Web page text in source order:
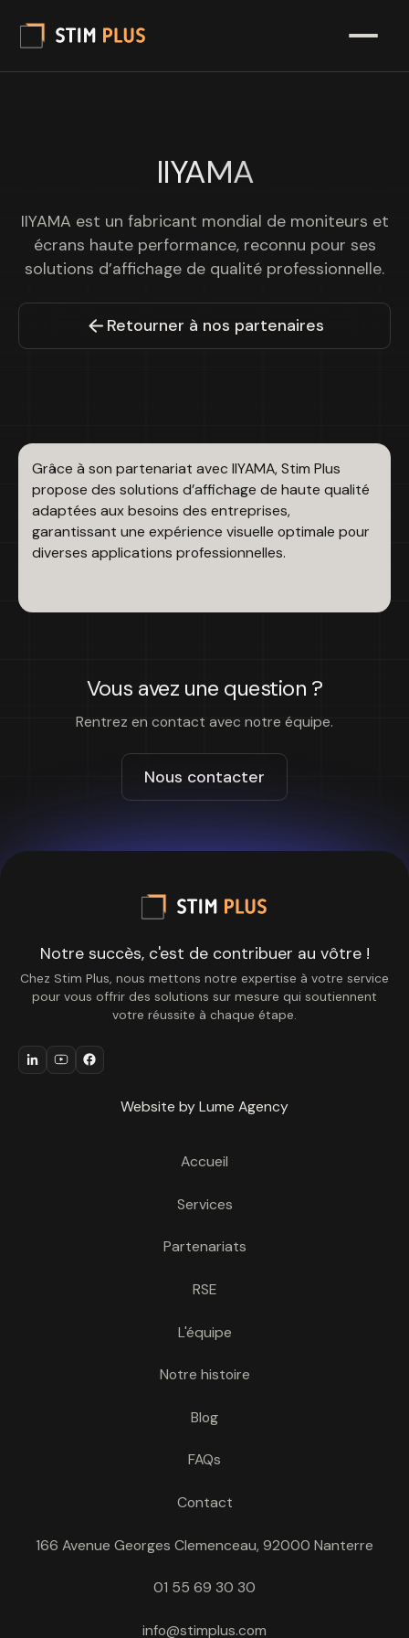
IIYAMA
IIYAMA est un fabricant mondial de moniteurs et
écrans haute performance, reconnu pour ses
solutions d’affichage de qualité professionnelle.
Retourner à nos partenaires
Grâce à son partenariat avec IIYAMA, Stim Plus
propose des solutions d’affichage de haute qualité
adaptées aux besoins des entreprises,
garantissant une expérience visuelle optimale pour
diverses applications professionnelles.
Vous avez une question ?
Rentrez en contact avec notre équipe.
Nous contacter
Notre succès, c'est de contribuer au vôtre !
Chez Stim Plus, nous mettons notre expertise à votre service
pour vous offrir des solutions sur mesure qui soutiennent
votre réussite à chaque étape.
Website by Lume Agency
Accueil
Services
Partenariats
RSE
L'équipe
Notre histoire
Blog
FAQs
Contact
166 Avenue Georges Clemenceau, 92000 Nanterre
01 55 69 30 30
info@stimplus.com